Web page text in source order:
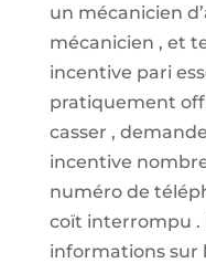
un mécanicien
mécanicien , et
incentive pari
pratiquement
casser ,
incentive
numéro de
coït interrompu .
informations sur